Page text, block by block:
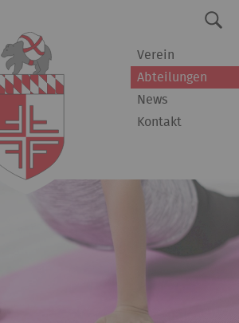
Verein
Abteilungen
News
Kontakt